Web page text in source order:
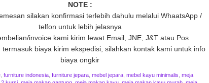
NOTE :
silakan konfirmasi terlebih dahulu melalui WhaatsApp /
telfon untuk lebih jelasnya
invoice kami kirim lewat Email, JNE, J&T atau Pos
termasuk biaya kirim ekspedisi, silahkan kontak kami untuk info
biaya ongkir
furniture indonesia furniture jepara mebel jepara mebel kayu minimalis meja